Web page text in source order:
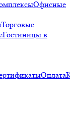
Офисные
Торговые
Гостиницы в
Оплата